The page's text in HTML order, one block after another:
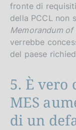
fronte di
della PCCL non
Memorandum
verrebbe
del paese
5. È
MES
di un